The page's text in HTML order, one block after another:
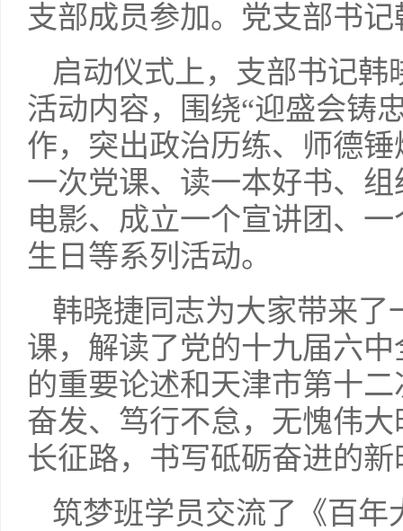
支部成员参加。党支部书
启动仪式上，支部书记韩
活动内容，围绕“迎盛会铸
作，突出政治历练、师德
一次党课、读一本好书、
电影、成立一个宣讲团、
生日等系列活动。
韩晓捷同志为大家带来
课，解读了党的十九届六
的重要论述和天津市第十
奋发、笃行不怠，无愧伟
长征路，书写砥砺奋进的
筑梦班学员交流了《百